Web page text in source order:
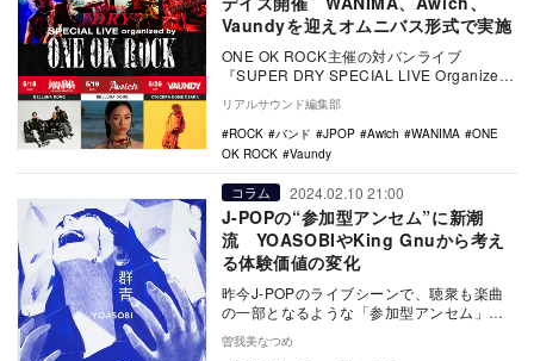
Vaundyを迎えオムニバス形式で実施
ONE OK ROCK主催の対バンライブ
『SUPER DRY SPECIAL LIVE Organized
リアルサウンド編集部
ROCK
バンド JPOP Awich WANIMA
ONE
OK ROCK
Vaundy
コラム 2024.02.10 21:00
J-POPの“参加型アンセム”に新潮
流 YOASOBIやKing Gnuから考え
る体験価値の変化
昨今J-POPのライブシーンで、聴衆も楽曲
の一部となるような「参加型アンセム」の
存在感がより高まっている。従来のよう
な、歌いやす…
曽我美なつめ